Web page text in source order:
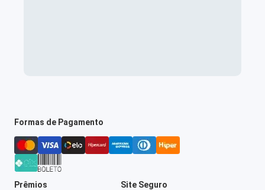
Formas de Pagamento
Prêmios Site Seguro